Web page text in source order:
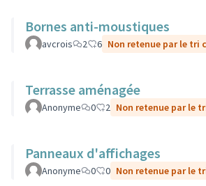
Bornes anti-moustiques
avcrois 2 6 Non retenue par le tri
Terrasse aménagée
Anonyme 0 2 Non retenue par le
Panneaux d'affichages
Anonyme 0 0 Non retenue par le